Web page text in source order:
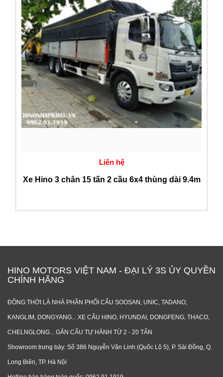
Liên hệ
Xe Hino 3 chân 15 tấn 2 cầu 6x4 thùng dài 9.4m
HINO MOTORS VIỆT NAM - ĐẠI LÝ 3S ỦY QUYỀN
CHÍNH HÃNG
ĐỒNG THỜI LÀ NHÀ PHÂN PHỐI CẨU SOOSAN, UNIC, TADANO,
KANGLIM, DONGYANG... XE CẨU HINO, HYUNDAI, DONGFENG, THACO,
CHELNGLONG... GẮN CẨU TỰ HÀNH TỪ 2 - 20 TẤN
Showroom trưng bày: Số 386 Nguyễn Văn Linh (Quốc Lộ 5), P. Sài Đồng, Q.
Long Biên, TP. Hà Nội